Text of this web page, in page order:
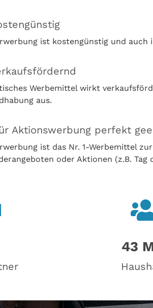
ist kostengünstig und
Werbemittel wirkt
aus.
Aktionswerbung perfekt
ist das Nr. 1-Werbemittel
oder Aktionen (z.B.
43